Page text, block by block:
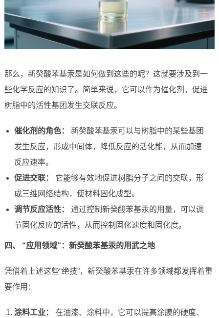
那么，新癸酸苯基汞是如何做到这些的呢？这就要涉及到一
些化学反应的知识了。简单来说，它可以作为催化剂，促进
树脂中的活性基团发生交联反应。
催化剂的角色：
新癸酸苯基汞可以与树脂中的某些基团
发生反应，形成中间体，降低反应的活化能，从而加速
反应速率。
促进交联：
它能够有效地促进树脂分子之间的交联，形
成三维网络结构，使材料固化成型。
调节反应活性：
通过控制新癸酸苯基汞的用量，可以调
节固化反应的活性，从而控制固化速度和固化度。
四、 “应用领域”：新癸酸苯基汞的用武之地
凭借着上述这些“绝技”，新癸酸苯基汞在许多领域都发挥着重
要作用：
涂料工业：
在油漆、涂料中，它可以提高涂膜的硬度、